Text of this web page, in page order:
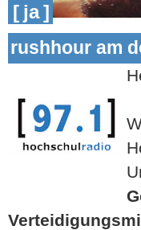
[ ja ]
rushhour am